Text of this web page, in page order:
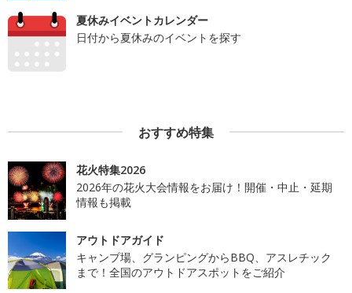
夏休みイベントカレンダー
日付から夏休みのイベントを探す
おすすめ特集
花火特集2026
2026年の花火大会情報をお届け！開催・中止・延期
情報も掲載
アウトドアガイド
キャンプ場、グランピングからBBQ、アスレチック
まで！全国のアウトドアスポットをご紹介